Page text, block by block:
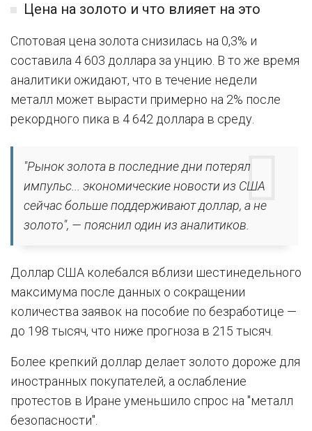
Цена на золото и что влияет на это
Спотовая цена золота снизилась на 0,3% и
составила 4 603 доллара за унцию. В то же время
аналитики ожидают, что в течение недели
металл может вырасти примерно на 2% после
рекордного пика в 4 642 доллара в среду.
"Рынок золота в последние дни потерял
импульс... экономические новости из США
сейчас больше поддерживают доллар, а не
золото", — пояснил один из аналитиков.
Доллар США колебался вблизи шестинедельного
максимума после данных о сокращении
количества заявок на пособие по безработице —
до 198 тысяч, что ниже прогноза в 215 тысяч.
Более крепкий доллар делает золото дороже для
иностранных покупателей, а ослабление
протестов в Иране уменьшило спрос на "металл
безопасности".